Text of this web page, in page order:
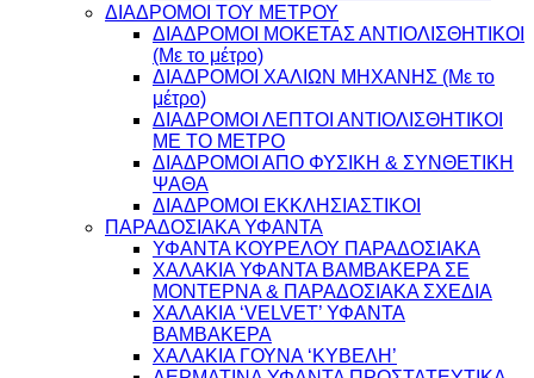
ΔΙΑΔΡΟΜΟΙ ΤΟΥ ΜΕΤΡΟΥ
ΔΙΑΔΡΟΜΟΙ ΜΟΚΕΤΑΣ ΑΝΤΙΟΛΙΣΘΗΤΙΚΟΙ
(Με το μέτρο)
ΔΙΑΔΡΟΜΟΙ ΧΑΛΙΩΝ ΜΗΧΑΝΗΣ (Με το
μέτρο)
ΔΙΑΔΡΟΜΟΙ ΛΕΠΤΟΙ ΑΝΤΙΟΛΙΣΘΗΤΙΚΟΙ
ΜΕ ΤΟ ΜΕΤΡΟ
ΔΙΑΔΡΟΜΟΙ ΑΠΟ ΦΥΣΙΚΗ & ΣΥΝΘΕΤΙΚΗ
ΨΑΘΑ
ΔΙΑΔΡΟΜΟΙ ΕΚΚΛΗΣΙΑΣΤΙΚΟΙ
ΠΑΡΑΔΟΣΙΑΚΑ ΥΦΑΝΤΑ
ΥΦΑΝΤΑ ΚΟΥΡΕΛΟΥ ΠΑΡΑΔΟΣΙΑΚΑ
ΧΑΛΑΚΙΑ ΥΦΑΝΤΑ ΒΑΜΒΑΚΕΡΑ ΣΕ
ΜΟΝΤΕΡΝΑ & ΠΑΡΑΔΟΣΙΑΚΑ ΣΧΕΔΙΑ
ΧΑΛΑΚΙΑ ‘VELVET’ ΥΦΑΝΤΑ
ΒΑΜΒΑΚΕΡΑ
ΧΑΛΑΚΙΑ ΓΟΥΝΑ ‘ΚΥΒΕΛΗ’